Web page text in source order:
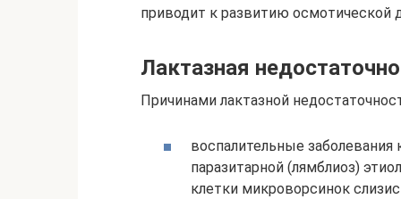
приводит к развитию
Лактазная
Причинами лактазной
воспалительные заболевания
паразитарной (лямблиоз)
клетки микроворсинок